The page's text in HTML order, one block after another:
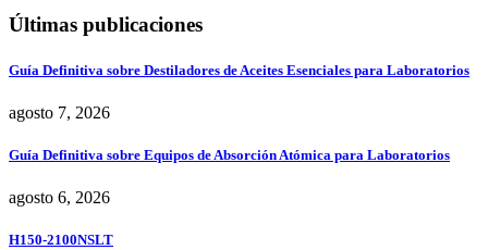
Últimas publicaciones
Guía Definitiva sobre Destiladores de Aceites Esenciales para Laboratorios
agosto 7, 2026
Guía Definitiva sobre Equipos de Absorción Atómica para Laboratorios
agosto 6, 2026
H150-2100NSLT